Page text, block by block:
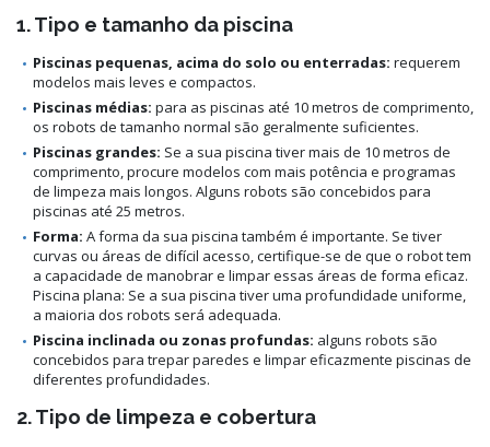
1. Tipo e tamanho da piscina
Piscinas pequenas, acima do solo ou enterradas: requerem
modelos mais leves e compactos.
Piscinas médias: para as piscinas até 10 metros de comprimento,
os robots de tamanho normal são geralmente suficientes.
Piscinas grandes: Se a sua piscina tiver mais de 10 metros de
comprimento, procure modelos com mais potência e programas
de limpeza mais longos. Alguns robots são concebidos para
piscinas até 25 metros.
Forma: A forma da sua piscina também é importante. Se tiver
curvas ou áreas de difícil acesso, certifique-se de que o robot tem
a capacidade de manobrar e limpar essas áreas de forma eficaz.
Piscina plana: Se a sua piscina tiver uma profundidade uniforme,
a maioria dos robots será adequada.
Piscina inclinada ou zonas profundas: alguns robots são
concebidos para trepar paredes e limpar eficazmente piscinas de
diferentes profundidades.
2. Tipo de limpeza e cobertura